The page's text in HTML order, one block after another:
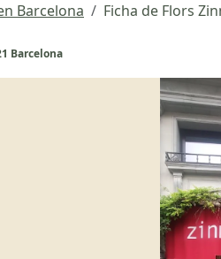
Barcelona Ficha de Flors
Barcelona